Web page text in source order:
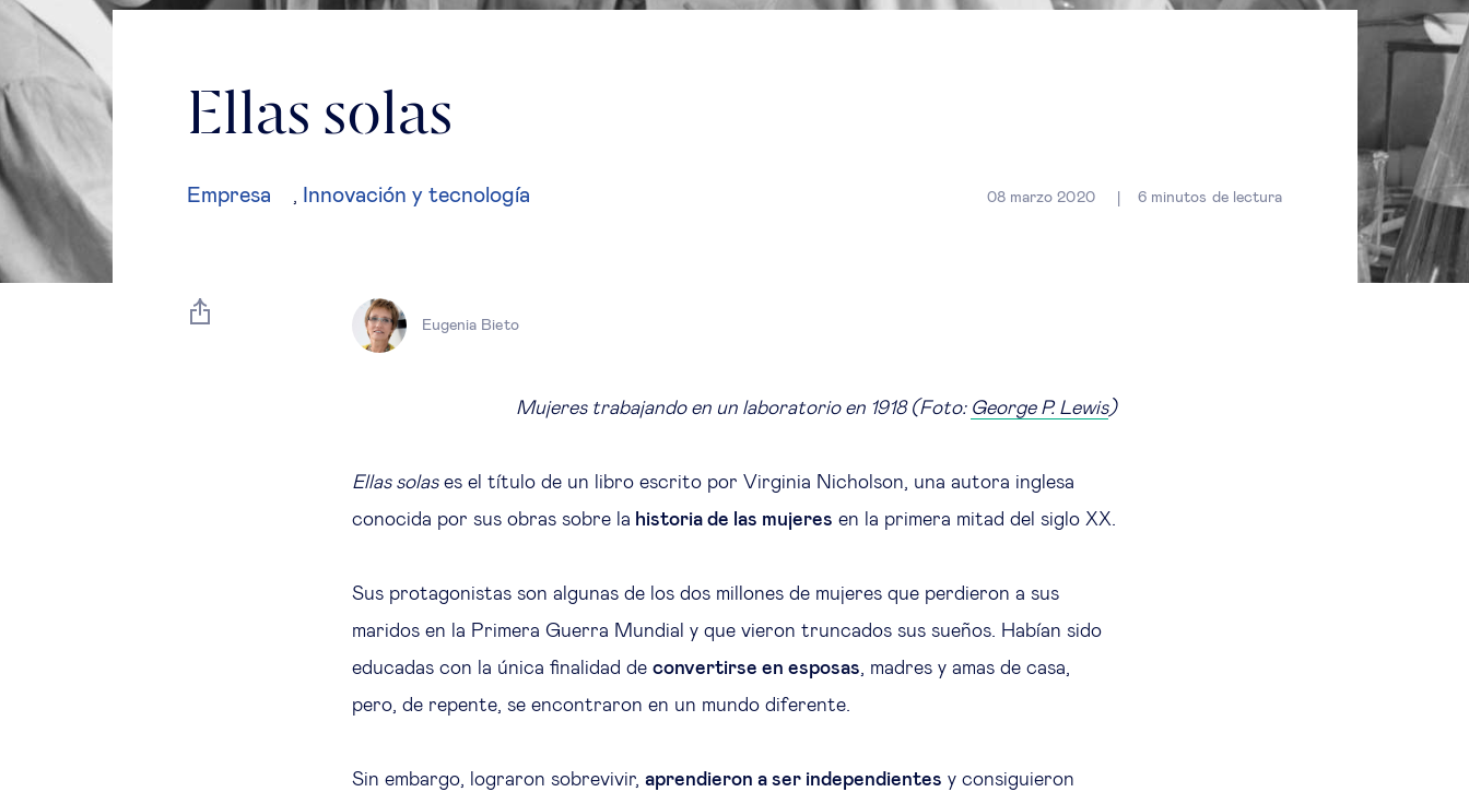
Ellas solas
Empresa Innovación y tecnología 08 marzo 2020 6minutos de lectura
Eugenia Bieto
Mujeres trabajando en un laboratorio en 1918 (Foto: George P. Lewis)
Ellas solases el título de un libro escrito por Virginia Nicholson, una autora inglesa
conocida por sus obras sobre la historia de las mujeres en la primera mitad del siglo XX.
Sus protagonistas son algunas de los dos millones de mujeres que perdieron a sus
maridos en la Primera Guerra Mundial y que vieron truncados sus sueños. Habían sido
educadas con la única finalidad de convertirse en esposas, madres y amas de casa,
pero, de repente, se encontraron en un mundo diferente.
Sin embargo, lograron sobrevivir, aprendieron a ser independientes y consiguieron